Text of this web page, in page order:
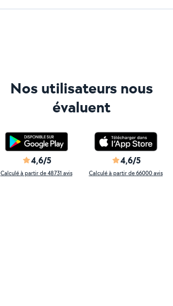
Nos utilisateurs nous
évaluent
4,6/5
Calculé à partir de 48731 avis
4,6/5
Calculé à partir de 66000 avis